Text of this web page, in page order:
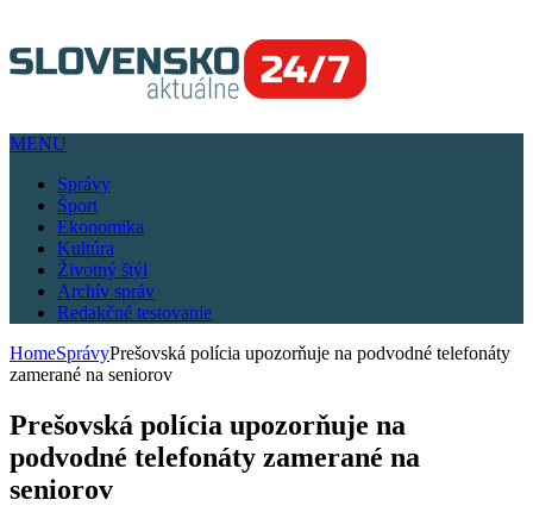
MENU
Správy
Šport
Ekonomika
Kultúra
Životný štýl
Archív správ
Redakčné testovanie
HomeSprávyPrešovská polícia upozorňuje na podvodné telefonáty
zamerané na seniorov
Prešovská polícia upozorňuje na
podvodné telefonáty zamerané na
seniorov